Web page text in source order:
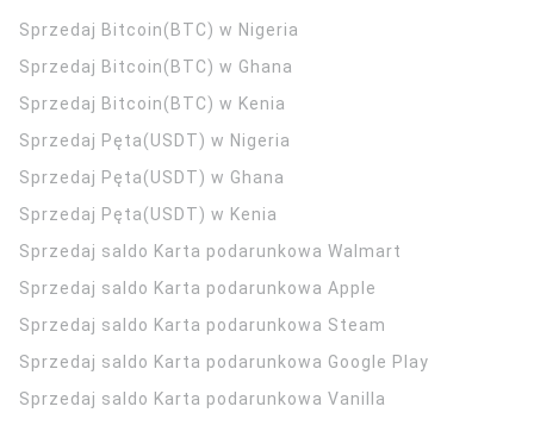
Sprzedaj Bitcoin(BTC) w Nigeria
Sprzedaj Bitcoin(BTC) w Ghana
Sprzedaj Bitcoin(BTC) w Kenia
Sprzedaj Pęta(USDT) w Nigeria
Sprzedaj Pęta(USDT) w Ghana
Sprzedaj Pęta(USDT) w Kenia
Sprzedaj saldo Karta podarunkowa Walmart
Sprzedaj saldo Karta podarunkowa Apple
Sprzedaj saldo Karta podarunkowa Steam
Sprzedaj saldo Karta podarunkowa Google Play
Sprzedaj saldo Karta podarunkowa Vanilla